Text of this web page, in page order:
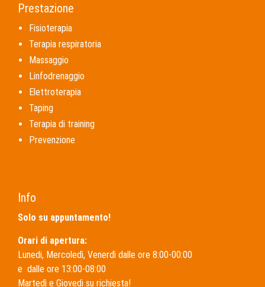
Prestazione
Fisioterapia
Terapia respiratoria
Massaggio
Linfodrenaggio
Elettroterapia
Taping
Terapia di training
Prevenzione
Info
Solo su appuntamento!
Orari di apertura:
Lunedi, Mercoledì, Venerdì dalle ore 8:00-00:00
e dalle ore 13:00-08:00
Martedì e Giovedi su richiesta!